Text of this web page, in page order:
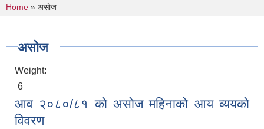
You are here
Home » असोज
असोज
Weight:
6
आव २०८०/८१ को असोज महिनाको आय व्ययको
विवरण